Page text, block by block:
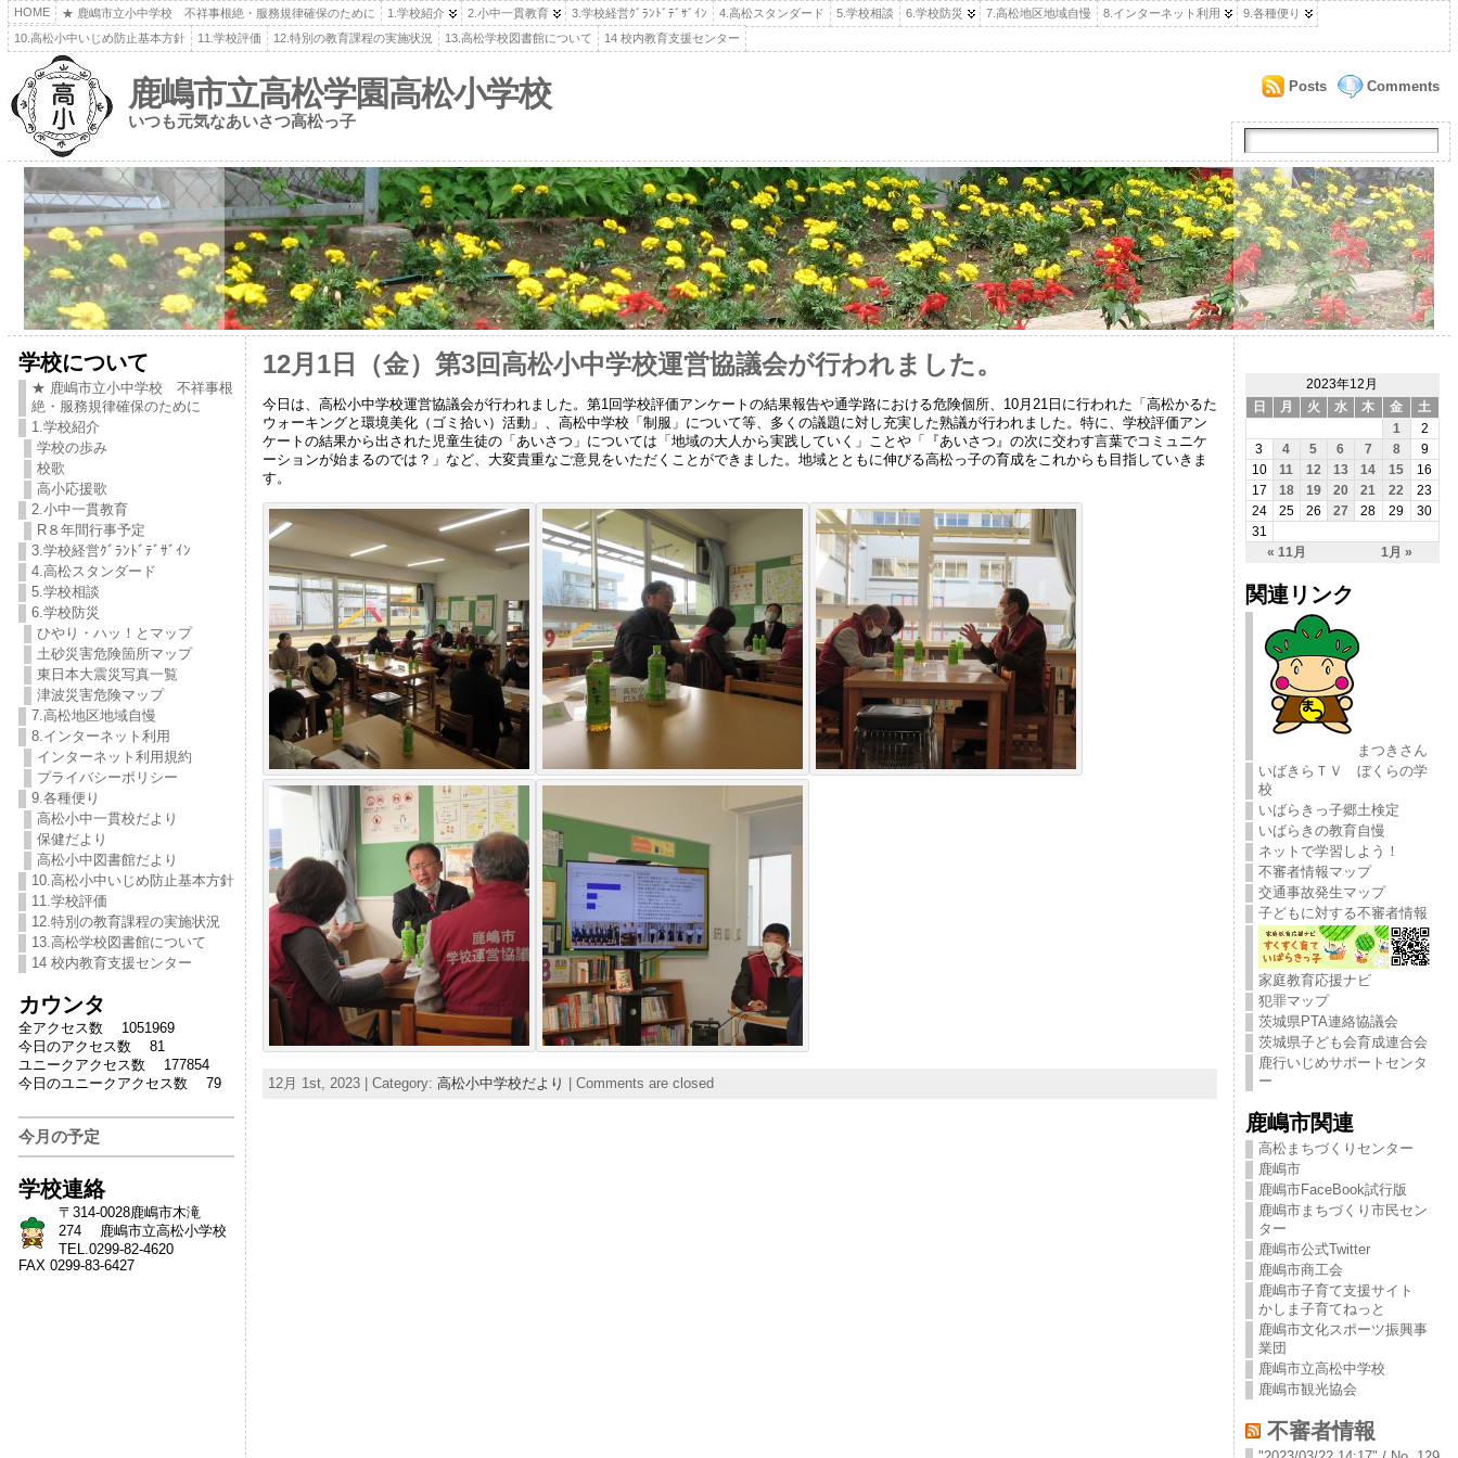
HOME ★ 鹿嶋市立小中学校 不祥事根絶・服務規律確保のために 1.学校紹介 2.小中一貫教育 3.学校経営ｸﾞﾗﾝﾄﾞﾃﾞｻﾞｲﾝ 4.高松スタンダード 5.学校相談 6.学校防災 7.高松地区地域自慢 8.インターネット利用
9.各種便り
10.高松小中いじめ防止基本方針
11.学校評価 12.特別の教育課程の実施状況 13.高松学校図書館について 14 校内教育支援センター
鹿嶋市立高松学園高松小学校
いつも元気なあいさつ高松っ子
Comments
Posts
学校について
★ 鹿嶋市立小中学校 不祥事根
絶・服務規律確保のために
1.学校紹介
学校の歩み
校歌
高小応援歌
2.小中一貫教育
R８年間行事予定
3.学校経営ｸﾞﾗﾝﾄﾞﾃﾞｻﾞｲﾝ
4.高松スタンダード
5.学校相談
6.学校防災
ひやり・ハッ！とマップ
土砂災害危険箇所マップ
東日本大震災写真一覧
津波災害危険マップ
7.高松地区地域自慢
8.インターネット利用
インターネット利用規約
プライバシーポリシー
9.各種便り
高松小中一貫校だより
保健だより
高松小中図書館だより
10.高松小中いじめ防止基本方針
11.学校評価
12.特別の教育課程の実施状況
13.高松学校図書館について
14 校内教育支援センター
カウンタ
全アクセス数 1051969
今日のアクセス数 81
ユニークアクセス数 177854
今日のユニークアクセス数 79
今月の予定
学校連絡
〒314-0028鹿嶋市木滝
274 鹿嶋市立高松小学校
TEL.0299-82-4620
FAX 0299-83-6427
12月1日（金）第3回高松小中学校運営協議会が行われました。
今日は、高松小中学校運営協議会が行われました。第1回学校評価アンケートの結果報告や通学路における危険個所、10月21日に行われた「高松かるた
ウォーキングと環境美化（ゴミ拾い）活動」、高松中学校「制服」について等、多くの議題に対し充実した熟議が行われました。特に、学校評価アン
ケートの結果から出された児童生徒の「あいさつ」については「地域の大人から実践していく」ことや「『あいさつ』の次に交わす言葉でコミュニケ
ーションが始まるのでは？」など、大変貴重なご意見をいただくことができました。地域とともに伸びる高松っ子の育成をこれからも目指していきま
す。
12月 1st, 2023 | Category: 高松小中学校だより Comments are closed
2023年12月
日
月 火 水 木 金 土
« 11月 1月 »
1
2
3
4 5 6 7 8
9
10
11 12 13 14 15
16
17
18 19 20 21 22
23
24
25 26 27 28 29
30
31
関連リンク
まつきさん
いばきらＴＶ ぼくらの学
校
いばらきっ子郷土検定
いばらきの教育自慢
ネットで学習しよう！
不審者情報マップ
交通事故発生マップ
子どもに対する不審者情報
家庭教育応援ナビ
犯罪マップ
茨城県PTA連絡協議会
茨城県子ども会育成連合会
鹿行いじめサポートセンタ
ー
鹿嶋市関連
高松まちづくりセンター
鹿嶋市
鹿嶋市FaceBook試行版
鹿嶋市まちづくり市民セン
ター
鹿嶋市公式Twitter
鹿嶋市商工会
鹿嶋市子育て支援サイト
かしま子育てねっと
鹿嶋市文化スポーツ振興事
業団
鹿嶋市立高松中学校
鹿嶋市観光協会
不審者情報